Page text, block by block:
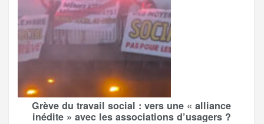
Grève du travail social : vers une « alliance
inédite » avec les associations d’usagers ?